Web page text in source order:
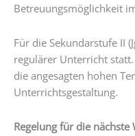
Betreuungsmöglichkeit
Für die Sekundarstufe II
regulärer Unterricht
die angesagten hohen
Unterrichtsgestaltung.
Regelung für die nächste